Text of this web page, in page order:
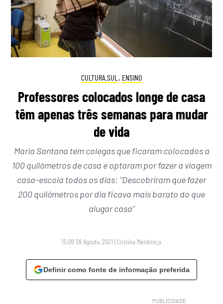
CULTURA.SUL , ENSINO
Professores colocados longe de casa
têm apenas três semanas para mudar
de vida
Maria Santana tem colegas que ficaram colocados a
100 quilómetros de casa e optaram por fazer a viagem
casa-escola todos os dias: “Descobriram que fazer
200 quilómetros por dia ficava mais barato do que
alugar casa”
15:09 28 Agosto, 2021 | Cristina Mendonça
Definir como fonte de informação preferida